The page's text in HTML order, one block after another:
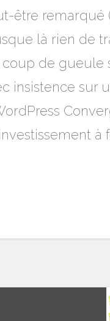
être
là rien de
coup de
insistence
investissement